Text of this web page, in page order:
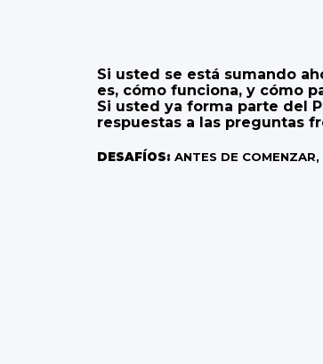
Si usted se está sumando
es, cómo funciona, y cómo
Si usted ya forma parte del
respuestas a las preguntas
DESAFÍOS: ANTES DE